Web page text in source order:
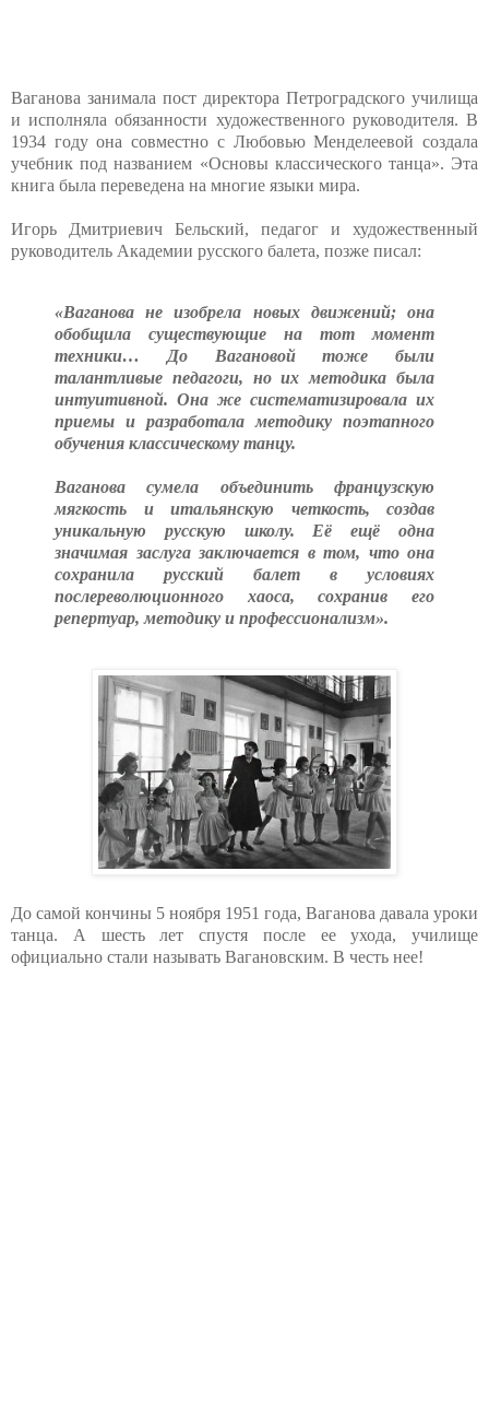
Ваганова занимала пост директора Петроградского училища
и исполняла обязанности художественного руководителя. В
1934 году она совместно с Любовью Менделеевой создала
учебник под названием «Основы классического танца». Эта
книга была переведена на многие языки мира.
Игорь Дмитриевич Бельский, педагог и художественный
руководитель Академии русского балета, позже писал:
«Ваганова не изобрела новых движений; она
обобщила существующие на тот момент
техники… До Вагановой тоже были
талантливые педагоги, но их методика была
интуитивной. Она же систематизировала их
приемы и разработала методику поэтапного
обучения классическому танцу.
Ваганова сумела объединить французскую
мягкость и итальянскую четкость, создав
уникальную русскую школу. Её ещё одна
значимая заслуга заключается в том, что она
сохранила русский балет в условиях
послереволюционного хаоса, сохранив его
репертуар, методику и профессионализм».
До самой кончины 5 ноября 1951 года, Ваганова давала уроки
танца. А шесть лет спустя после ее ухода, училище
официально стали называть Вагановским. В честь нее!